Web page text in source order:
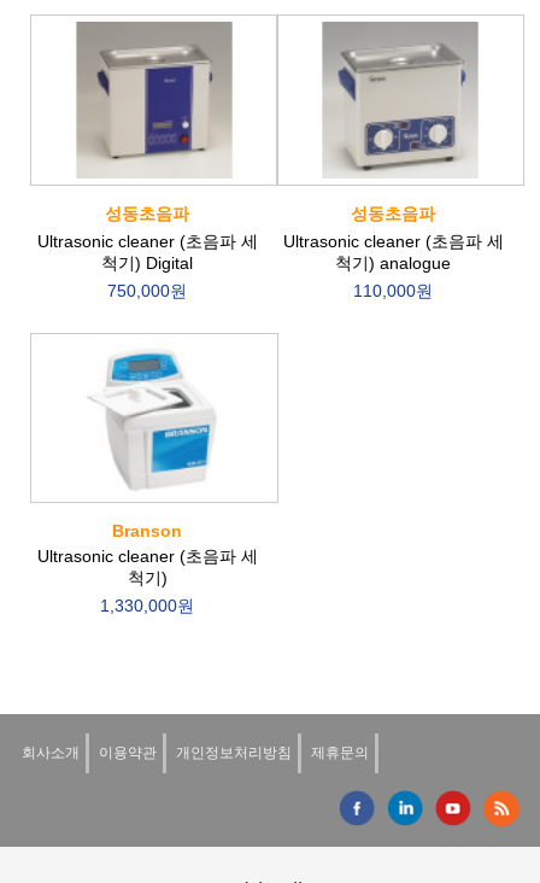
성동초음파
Ultrasonic cleaner (초음파 세
척기) Digital
750,000원
성동초음파
Ultrasonic cleaner (초음파 세
척기) analogue
110,000원
Branson
Ultrasonic cleaner (초음파 세
척기)
1,330,000원
회사소개 이용약관 개인정보처리방침 제휴문의